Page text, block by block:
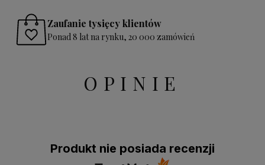
Zaufanie tysięcy klientów
Ponad 8 lat na rynku, 20 000 zamówień
OPINIE
Produkt nie posiada recenzji